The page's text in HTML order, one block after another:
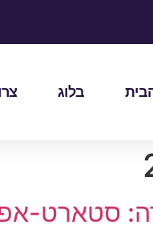
בלוג
סטארט-